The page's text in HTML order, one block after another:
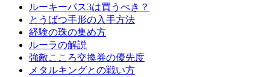
ルーキーパス3は買うべき？
とうばつ手形の入手方法
経験の珠の集め方
ルーラの解説
強敵こころ交換券の優先度
メタルキングとの戦い方